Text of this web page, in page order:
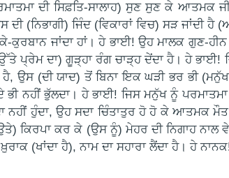
ਦੀ ਸਿਫ਼ਤਿ-ਸਾਲਾਹ) ਸੁਣ ਸੁਣ ਕੇ ਆਤਮਕ
(ਨਿਭਾਗੀ) ਜਿੰਦ (ਵਿਕਾਰਾਂ ਵਿਚ) ਸੜ ਜਾਂਦੀ
ਜਾਂਦਾ ਹਾਂ। ਹੇ ਭਾਈ! ਉਹ ਮਾਲਕ ਗੁਣ-
ਪ੍ਰੇਮ ਦਾ) ਗੂੜ੍ਹਾ ਰੰਗ ਚਾੜ੍ਹ ਦੇਂਦਾ ਹੈ। ਹੇ
ਉਸ (ਦੀ ਯਾਦ) ਤੋਂ ਬਿਨਾ ਇਕ ਘੜੀ ਭਰ ਭੀ
ਨਹੀਂ ਭੁੱਲਦਾ। ਹੇ ਭਾਈ! ਜਿਸ ਮਨੁੱਖ ਨੂੰ
ਨਹੀਂ ਹੁੰਦਾ, ਉਹ ਸਦਾ ਚਿੰਤਾਤੁਰ ਹੋ ਹੋ ਕੇ
ਕਿਰਪਾ ਕਰ ਕੇ (ਉਸ ਨੂੰ) ਮੇਹਰ ਦੀ ਨਿਗਾਹ ਨਾਲ
(ਖਾਂਦਾ ਹੈ), ਨਾਮ ਦਾ ਸਹਾਰਾ ਲੈਂਦਾ ਹੈ। ਹੇ